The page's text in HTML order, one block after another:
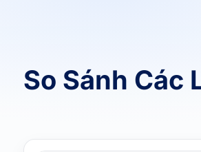
So Sánh Các